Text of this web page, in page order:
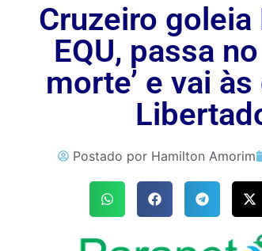
Cruzeiro goleia
EQU, passa
morte’ e vai
Postado por Hamilton Amorim